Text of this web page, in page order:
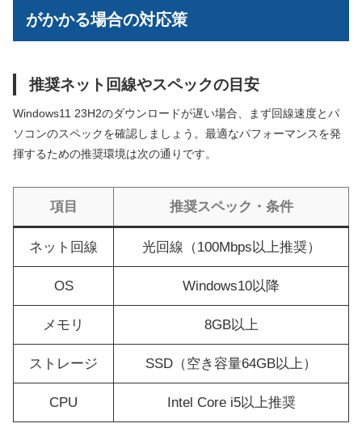
がかかる場合の対応策
推奨ネット回線やスペックの目安
Windows11 23H2のダウンロードが遅い場合、まず回線速度とパ
ソコンのスペックを確認しましょう。最適なパフォーマンスを発
揮するための推奨環境は次の通りです。
項目 推奨スペック・条件
ネット回線 光回線（100Mbps以上推奨）
OS Windows10以降
メモリ 8GB以上
ストレージ SSD（空き容量64GB以上）
CPU Intel Core i5以上推奨